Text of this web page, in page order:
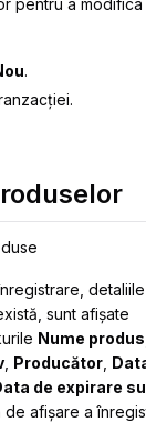
pentru a modifica
.
,
sunt afișate
Nume produs
Producător
de expirare
afișare a